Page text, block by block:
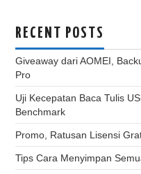
RECENT POSTS
Giveaway dari AOMEI,
Pro
Uji Kecepatan Baca Tulis
Benchmark
Promo, Ratusan Lisensi
Tips Cara Menyimpan